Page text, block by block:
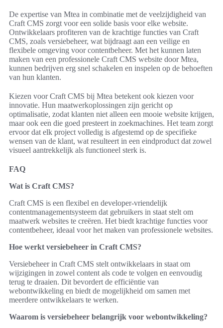
De expertise van Mtea in combinatie met de veelzijdigheid van
Craft CMS zorgt voor een solide basis voor elke website.
Ontwikkelaars profiteren van de krachtige functies van Craft
CMS, zoals versiebeheer, wat bijdraagt aan een veilige en
flexibele omgeving voor contentbeheer. Met het kunnen laten
maken van een professionele Craft CMS website door Mtea,
kunnen bedrijven erg snel schakelen en inspelen op de behoeften
van hun klanten.
Kiezen voor Craft CMS bij Mtea betekent ook kiezen voor
innovatie. Hun maatwerkoplossingen zijn gericht op
optimalisatie, zodat klanten niet alleen een mooie website krijgen,
maar ook een die goed presteert in zoekmachines. Het team zorgt
ervoor dat elk project volledig is afgestemd op de specifieke
wensen van de klant, wat resulteert in een eindproduct dat zowel
visueel aantrekkelijk als functioneel sterk is.
FAQ
Wat is Craft CMS?
Craft CMS is een flexibel en developer-vriendelijk
contentmanagementsysteem dat gebruikers in staat stelt om
maatwerk websites te creëren. Het biedt krachtige functies voor
contentbeheer, ideaal voor het maken van professionele websites.
Hoe werkt versiebeheer in Craft CMS?
Versiebeheer in Craft CMS stelt ontwikkelaars in staat om
wijzigingen in zowel content als code te volgen en eenvoudig
terug te draaien. Dit bevordert de efficiëntie van
webontwikkeling en biedt de mogelijkheid om samen met
meerdere ontwikkelaars te werken.
Waarom is versiebeheer belangrijk voor webontwikkeling?